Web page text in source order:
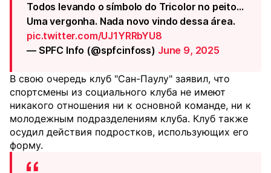
Todos levando o símbolo do Tricolor no peito...
Uma vergonha. Nada novo vindo dessa área.
pic.twitter.com/UJ1YRRbYU8
— SPFC Info (@spfcinfoss) June 9, 2025
В свою очередь клуб "Сан-Паулу" заявил, что
спортсмены из социального клуба не имеют
никакого отношения ни к основной команде, ни к
молодежным подразделениям клуба. Клуб также
осудил действия подростков, использующих его
форму.